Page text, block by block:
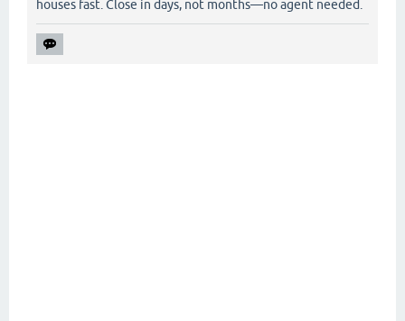
houses fast. Close in days, not months—no agent needed.